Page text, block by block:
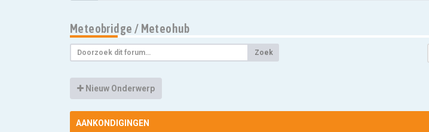
Meteobridge / Meteohub
Zoek
Nieuw Onderwerp
AANKONDIGINGEN